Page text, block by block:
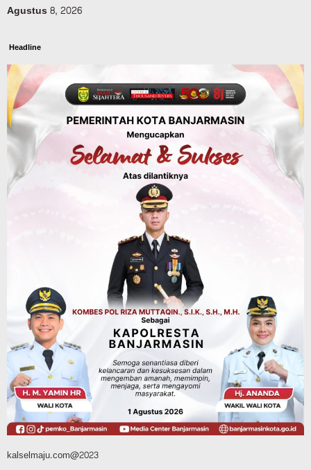
Agustus 8, 2026
Headline
Panaskan Kembali Arena Panjat Tebing,
FPTI Banjarmasin Siapkan Sirkuit se-
Kalsel
Agustus 8, 2026
Sosial & Keagamaan
Hari Pramuka ke-65, Kwarcab
Banjarmasin Ziarah ke Makam Pangeran
Antasari dan Gelar Ulang Janji
Advertorial Dinas Kehutanan Kalsel
Api Sempat Berkobar, Karhutla di
Tahura Sultan Adam Berhasil
Dikendalikan
Agustus 8, 2026
kalselmaju.com@2023